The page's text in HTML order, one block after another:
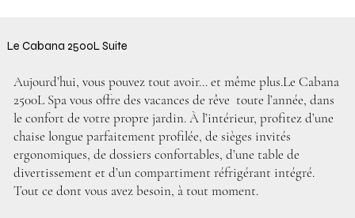
Le Cabana 2500L Suite
Aujourd’hui, vous pouvez tout avoir… et même plus.Le Cabana
2500L Spa vous offre des vacances de rêve toute l’année, dans
le confort de votre propre jardin. À l’intérieur, profitez d’une
chaise longue parfaitement profilée, de sièges invités
ergonomiques, de dossiers confortables, d’une table de
divertissement et d’un compartiment réfrigérant intégré.
Tout ce dont vous avez besoin, à tout moment.